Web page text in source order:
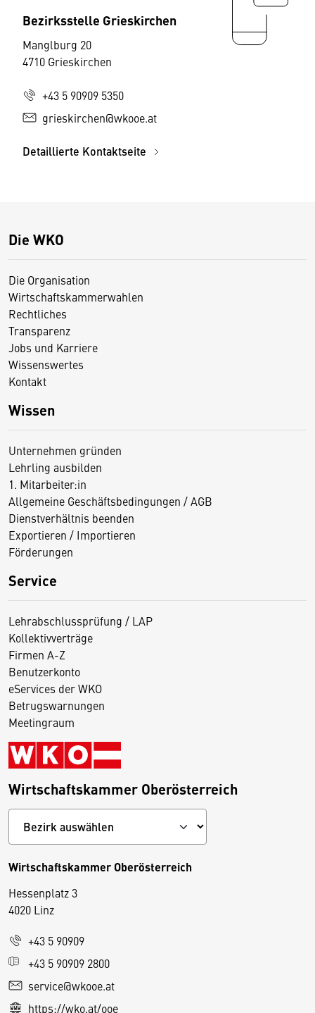
Bezirksstelle Grieskirchen
Manglburg 20
4710 Grieskirchen
+43 5 90909 5350
grieskirchen@wkooe.at
Detaillierte Kontaktseite
Die WKO
Die Organisation
Wirtschaftskammerwahlen
Rechtliches
Transparenz
Jobs und Karriere
Wissenswertes
Kontakt
Wissen
Unternehmen gründen
Lehrling ausbilden
1. Mitarbeiter:in
Allgemeine Geschäftsbedingungen / AGB
Dienstverhältnis beenden
Exportieren / Importieren
Förderungen
Service
Lehrabschlussprüfung / LAP
Kollektivverträge
Firmen A-Z
Benutzerkonto
eServices der WKO
Betrugswarnungen
Meetingraum
Wirtschaftskammer Oberösterreich
Wirtschaftskammer Oberösterreich
Hessenplatz 3
4020 Linz
+43 5 90909
+43 5 90909 2800
service@wkooe.at
https://wko.at/ooe
D
e